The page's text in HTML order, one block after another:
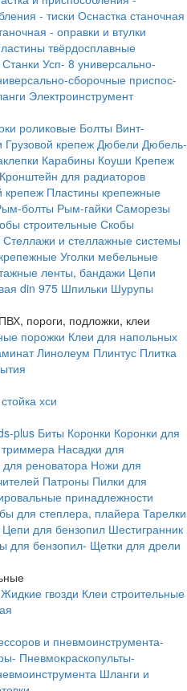
- тиски Оснастка станочная
- оправки и втулки
твёрдосплавные
Станки Усп- 8 универсально-
сборочные приспос-
Электроинструмент
роликовые Болты Винт-
Грузовой крепеж Дюбели Дюбель-
Карабины Коуши Крепеж
Кронштейн для радиаторов
крепеж Пластины крепежные
болты Рым-гайки Саморезы
строительные Скобы
Стеллажи и стеллажные системы
Уголки мебельные
ленты, бандажи Цепи
din 975 Шпильки Шурупы
пороги, подложки, клеи
порожки Клеи для напольных
Линолеум Плинтус Плитка
хси
plus Биты Коронки Коронки для
Насадки для
реноватора Ножи для
Патроны Пилки для
принадлежности
для степлера, плайера Тарелки
Цепи для бензопил Шестигранник
для бензопил- Щетки для дрели
Жидкие гвозди Клеи строительные
и пневмоинструмента-
Пневмокраскопульты-
Шланги и